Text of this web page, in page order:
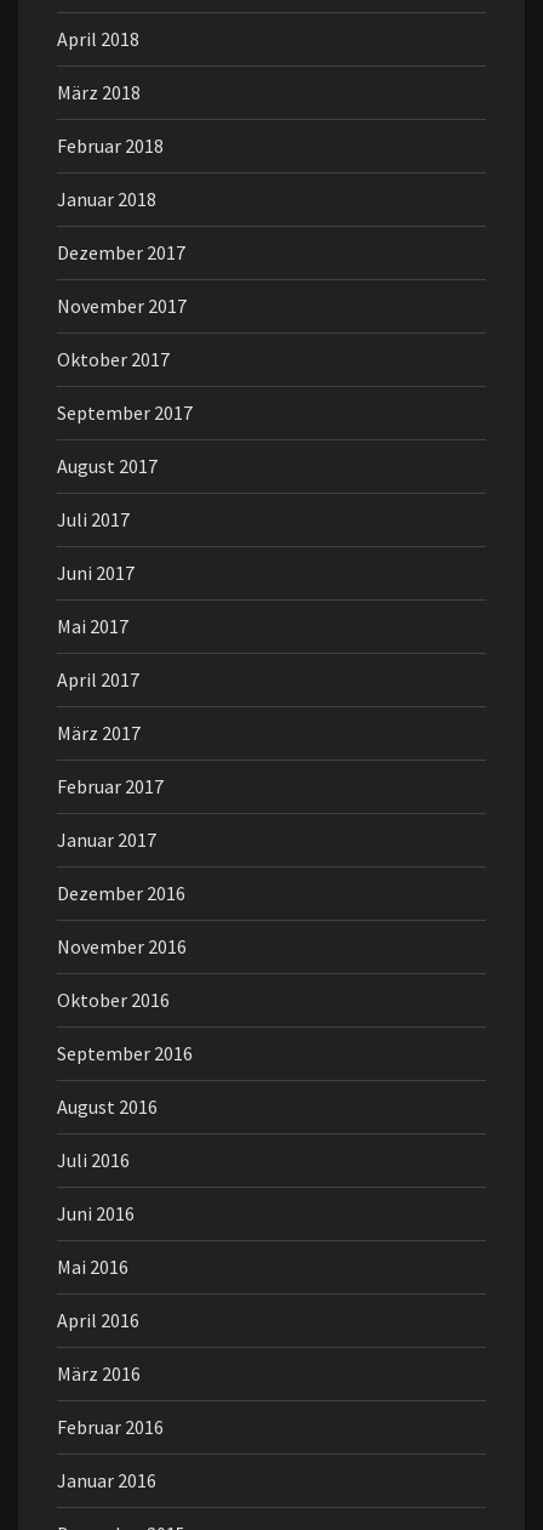
April 2018
März 2018
Februar 2018
Januar 2018
Dezember 2017
November 2017
Oktober 2017
September 2017
August 2017
Juli 2017
Juni 2017
Mai 2017
April 2017
März 2017
Februar 2017
Januar 2017
Dezember 2016
November 2016
Oktober 2016
September 2016
August 2016
Juli 2016
Juni 2016
Mai 2016
April 2016
März 2016
Februar 2016
Januar 2016